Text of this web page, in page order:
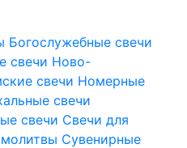
Богослужебные свечи
свечи Ново-
свечи Номерные
свечи
свечи Свечи для
Сувенирные